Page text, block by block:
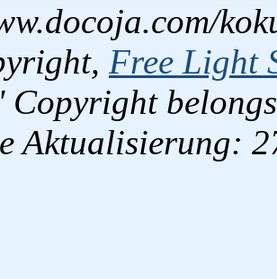
Free Light
Copyright
Aktualisierung: